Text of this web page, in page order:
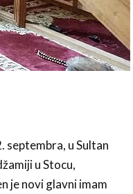
septembra, u Sultan
u Stocu,
je novi glavni imam